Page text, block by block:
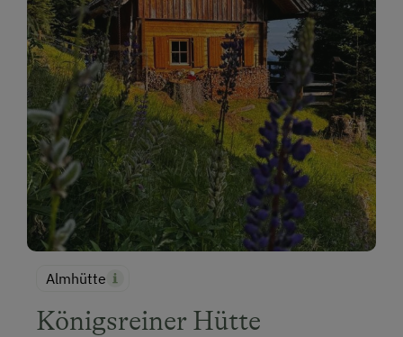
Almhütte
Königsreiner Hütte